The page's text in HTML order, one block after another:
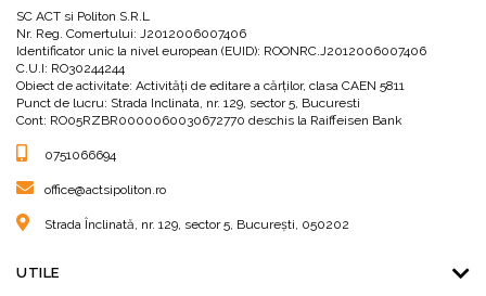
succes, tipice tuturor liderilor intervievați.
Așadar, pe parcursul audiobookului vei găsi împărtășită
experiența unora dintre cei mai mari lideri ai lumii, precum:
•
Markus Kramer, director internațional de marketing,
• Robert Senior, CEO pentru Europa, Orientul Mijlociu și
SC ACT si Politon S.R.L
Nr. Reg. Comertului: J2012006007406
Identificator unic la nivel european (EUID): ROONRC.J2012006007406
C.U.I: RO30244244
Obiect de activitate: Activităţi de editare a cărţilor, clasa CAEN 5811
Punct de lucru: Strada Inclinata, nr. 129, sector 5, Bucuresti
Cont: RO05RZBR0000060030672770 deschis la Raiffeisen Bank
0751066694
office@actsipoliton.ro
Strada Înclinată, nr. 129, sector 5, București, 050202
UTILE